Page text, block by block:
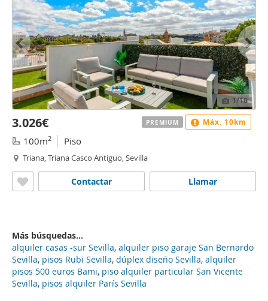
1/10
3.026€
100m2 Piso
Triana, Triana Casco Antiguo, Sevilla
Llamar
Contactar
PREMIUM Máx. 10km
Más búsquedas...
alquiler casas -sur Sevilla, alquiler piso garaje San Bernardo
Sevilla, pisos Rubi Sevilla, dúplex diseño Sevilla, alquiler
pisos 500 euros Bami, piso alquiler particular San Vicente
Sevilla, pisos alquiler París Sevilla